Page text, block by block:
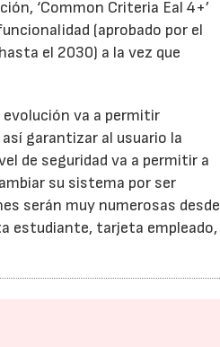
‘Common Criteria Eal 4+’
(aprobado por el
el 2030) a la vez que
evolución va a permitir
garantizar al usuario la
de seguridad va a permitir a
su sistema por ser
serán muy numerosas desde
estudiante, tarjeta empleado,